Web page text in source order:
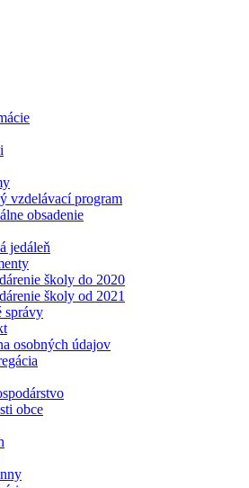
vzdelávací program
obsadenie
jedáleň
školy do 2020
školy od 2021
správy
osobných údajov
obce